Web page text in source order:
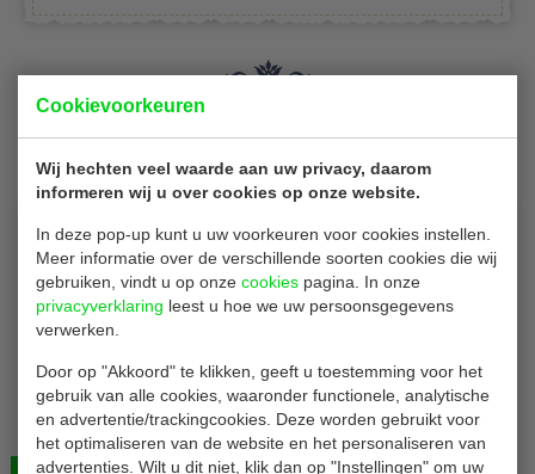
Cookievoorkeuren
Wij hechten veel waarde aan uw privacy, daarom
informeren wij u over cookies op onze website.
In deze pop-up kunt u uw voorkeuren voor cookies instellen.
Meer informatie over de verschillende soorten cookies die wij
gebruiken, vindt u op onze cookies pagina. In onze
privacyverklaring leest u hoe we uw persoonsgegevens
verwerken.
Door op "Akkoord" te klikken, geeft u toestemming voor het
gebruik van alle cookies, waaronder functionele, analytische
en advertentie/trackingcookies. Deze worden gebruikt voor
het optimaliseren van de website en het personaliseren van
advertenties. Wilt u dit niet, klik dan op "Instellingen" om uw
Is dit iets voor jou?
Conpax P12576
Tafelkleed | op rol | geel met damastprint | B 1 x L 50
meter | 4 rollen